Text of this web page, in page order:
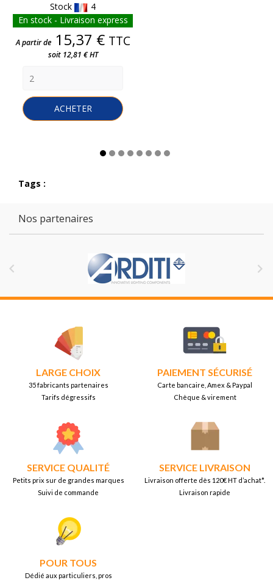
Stock
4
En stock - Livraison express
Prix
A partir de 15,37 € TTC
soit 12,81 € HT
ACHETER
Tags :
Nos partenaires
 
LARGE CHOIX
35 fabricants partenaires
Tarifs dégressifs
PAIEMENT SÉCURISÉ
Carte bancaire, Amex & Paypal
Chèque & virement
SERVICE QUALITÉ
Petits prix sur de grandes marques
Suivi de commande
SERVICE LIVRAISON
Livraison offerte dès 120€ HT d’achat*.
Livraison rapide
POUR TOUS
Dédié aux particuliers, pros